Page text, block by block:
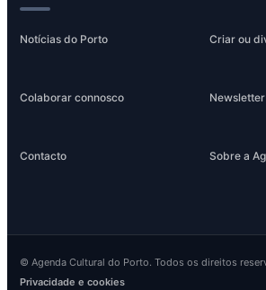
Notícias do Porto Criar ou
Colaborar connosco Newsletter
Contacto Sobre a
© Agenda Cultural do Porto. Todos os direitos
Privacidade e cookies